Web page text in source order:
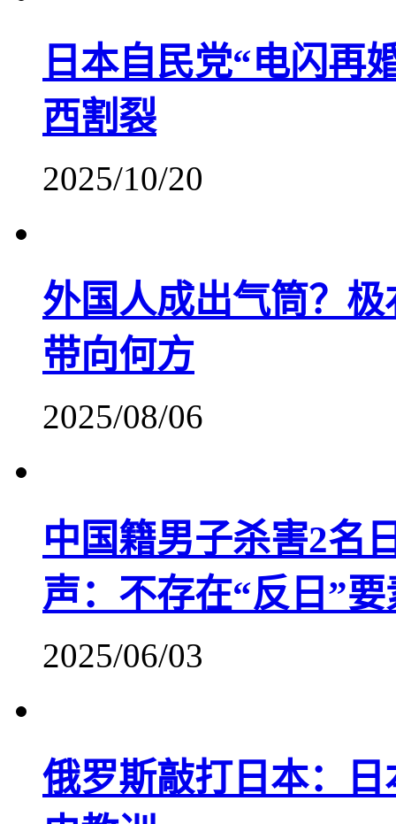
日本自民党“电闪再
西割裂
2025/10/20
外国人成出气筒？
带向何方
2025/08/06
中国籍男子杀害2名
声：不存在“反日”要
2025/06/03
俄罗斯敲打日本：